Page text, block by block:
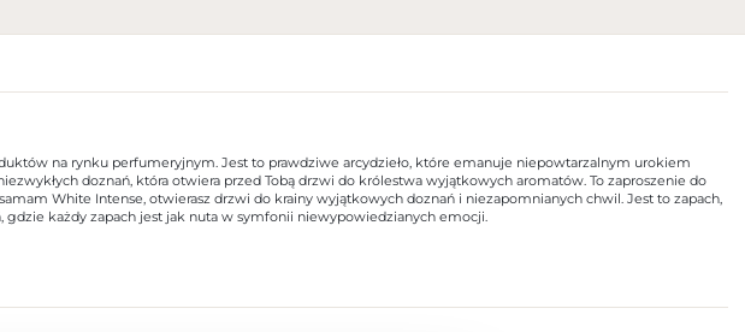
na rynku perfumeryjnym. Jest to prawdziwe arcydzieło, które emanuje niepowtarzalnym urokiem
doznań, która otwiera przed Tobą drzwi do królestwa wyjątkowych aromatów. To zaproszenie do
White Intense, otwierasz drzwi do krainy wyjątkowych doznań i niezapomnianych chwil. Jest to zapach,
gdzie każdy zapach jest jak nuta w symfonii niewypowiedzianych emocji.